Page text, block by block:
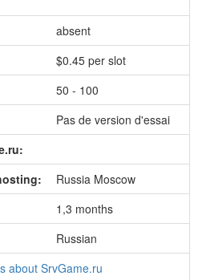
absent
$0.45 per slot
50 - 100
Pas de version d'essai
Russia Moscow
1,3 months
Russian
about SrvGame.ru